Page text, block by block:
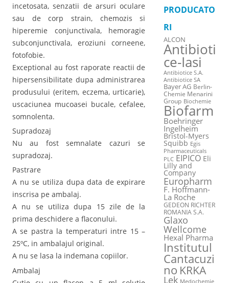
incetosata, senzatii de arsuri oculare
sau de corp strain, chemozis si
hiperemie conjunctivala, hemoragie
subconjunctivala, eroziuni corneene,
fotofobie.
Exceptional au fost raporate reactii de
hipersensibilitate dupa administrarea
produsului (eritem, eczema, urticarie),
uscaciunea mucoasei bucale, cefalee,
somnolenta.
Supradozaj
Nu au fost semnalate cazuri se
supradozaj.
Pastrare
A nu se utiliza dupa data de expirare
inscrisa pe ambalaj.
A nu se utiliza dupa 15 zile de la
prima deschidere a flaconului.
A se pastra la temperaturi intre 15 –
25ºC, in ambalajul original.
A nu se lasa la indemana copiilor.
Ambalaj
PRODUCATO
RI
ALCON
Antibioti
ce-Iasi
Antibiotice S.A.
Antibiotice SA
Bayer AG Berlin-
Chemie Menarini
Group Biochemie
Biofarm
Boehringer
Ingelheim
Bristol-Myers
Squibb Egis
Pharmaceuticals
PLC EIPICO Eli
Lilly and
Company
Europharm
F. Hoffmann-
La Roche
GEDEON RICHTER
ROMANIA S.A.
Glaxo
Wellcome
Hexal Pharma
Institutul
Cantacuzi
no KRKA
Lek